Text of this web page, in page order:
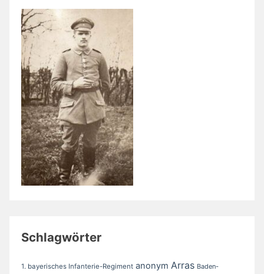
Schlagwörter
1. bayerisches Infanterie-Regiment anonym Arras Baden-